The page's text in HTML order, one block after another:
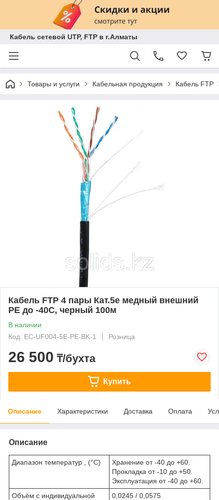
Кабель сетевой UTP, FTP в г.Алматы
Товары и услуги Кабельная продукция Кабель FTP
Кабель FTP 4 пары Кат.5e медный внешний
PE до -40C, черный 100м
В наличии
Код: EC-UF004-5E-PE-BK-1
Розница
26 500 ₸/бухта
Купить
Описание Характеристики Доставка Оплата
Описание
Диапазон температур , (°C)
Хранение от -40 до +60.
Прокладка от -10 до +50.
Эксплуатация от -40 до +60.
Объём с индивидуальной
0,0245 / 0,0575